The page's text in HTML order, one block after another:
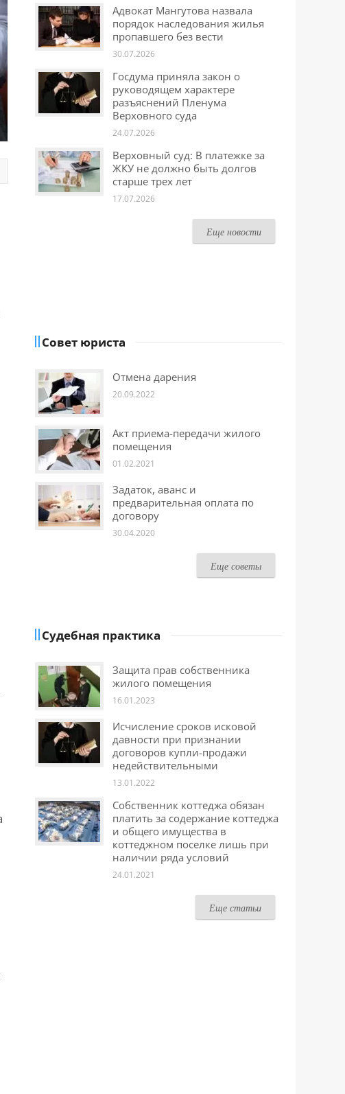
Адвокат Мангутова назвала
порядок наследования жилья
пропавшего без вести
30.07.2026
Госдума приняла закон о
руководящем характере
разъяснений Пленума
Верховного суда
24.07.2026
Верховный суд: В платежке за
ЖКУ не должно быть долгов
старше трех лет
17.07.2026
Еще новости
Совет юриста
Отмена дарения
20.09.2022
Акт приема-передачи жилого
помещения
01.02.2021
Задаток, аванс и
предварительная оплата по
договору
30.04.2020
Еще советы
Судебная практика
Защита прав собственника
жилого помещения
16.01.2023
Исчисление сроков исковой
давности при признании
договоров купли-продажи
недействительными
13.01.2022
Собственник коттеджа обязан
платить за содержание коттеджа
и общего имущества в
коттеджном поселке лишь при
наличии ряда условий
24.01.2021
Еще статьи